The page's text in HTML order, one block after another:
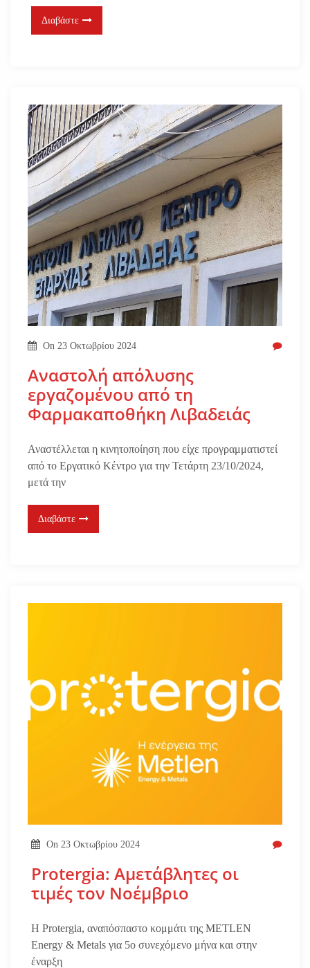
Διαβάστε
On 23 Οκτωβρίου 2024
Αναστολή απόλυσης
εργαζομένου από τη
Φαρμακαποθήκη Λιβαδειάς
Αναστέλλεται η κινητοποίηση που είχε προγραμματιστεί
από το Εργατικό Κέντρο για την Τετάρτη 23/10/2024,
μετά την
Διαβάστε
On 23 Οκτωβρίου 2024
Protergia: Αμετάβλητες οι
τιμές τον Νοέμβριο
Η Protergia, αναπόσπαστο κομμάτι της METLEN
Energy & Metals για 5ο συνεχόμενο μήνα και στην
έναρξη